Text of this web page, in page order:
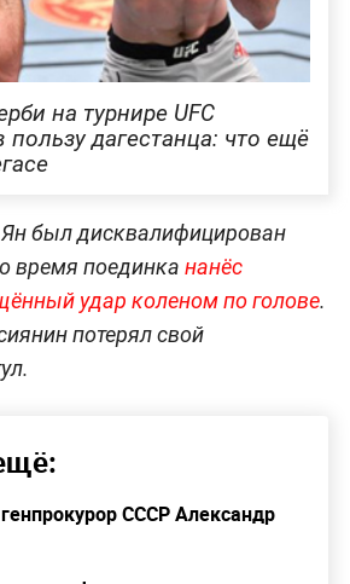
на турнире UFC
пользу дагестанца: что ещё
был дисквалифицирован
время поединка нанёс
удар коленом по голове.
потерял свой
СССР Александр